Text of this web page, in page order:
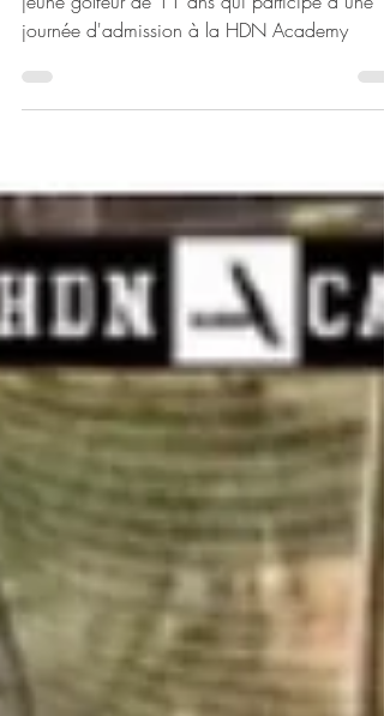
Découvrez les premiers pas de Maximilien,
jeune golfeur de 11 ans qui participe à une
journée d'admission à la HDN Academy